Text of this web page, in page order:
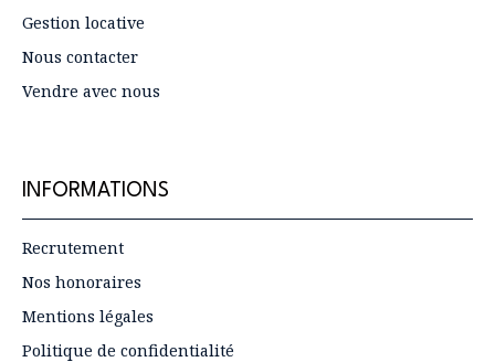
Gestion locative
Nous contacter
Vendre avec nous
INFORMATIONS
Recrutement
Nos honoraires
Mentions légales
Politique de confidentialité